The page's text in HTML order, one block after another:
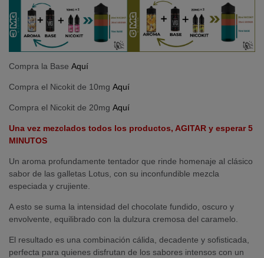
Compra la Base Aquí
Compra el Nicokit de 10mg Aquí
Compra el Nicokit de 20mg Aquí
Una vez mezclados todos los productos, AGITAR y esperar 5
MINUTOS
Un aroma profundamente tentador que rinde homenaje al clásico
sabor de las galletas Lotus, con su inconfundible mezcla
especiada y crujiente.
A esto se suma la intensidad del chocolate fundido, oscuro y
envolvente, equilibrado con la dulzura cremosa del caramelo.
El resultado es una combinación cálida, decadente y sofisticada,
perfecta para quienes disfrutan de los sabores intensos con un